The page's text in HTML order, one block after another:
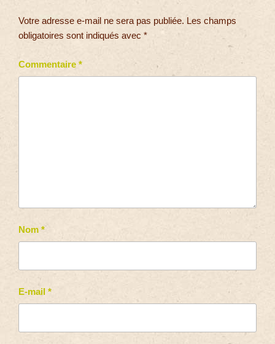
Votre adresse e-mail ne sera pas publiée. Les champs
obligatoires sont indiqués avec *
Commentaire *
Nom *
E-mail *